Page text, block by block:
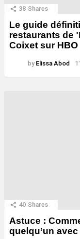
38 Shares
Le guide
restaurants de
Coixet sur HBO
by Elissa Abod
40 Shares
Astuce :
quelqu’un